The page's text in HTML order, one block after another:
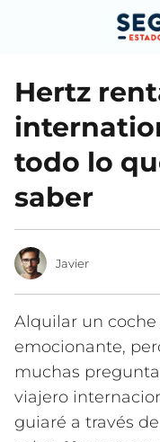
Hertz
todo lo
saber
Javier
Alquilar un
emocionante,
muchas
viajero
guiaré a través